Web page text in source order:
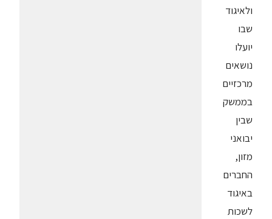
ולאיגוד
שבו
יועלו
נושאים
מרכזיים
בממשק
שבין
יבואני
מזון,
החברים
באיגוד
לשכות